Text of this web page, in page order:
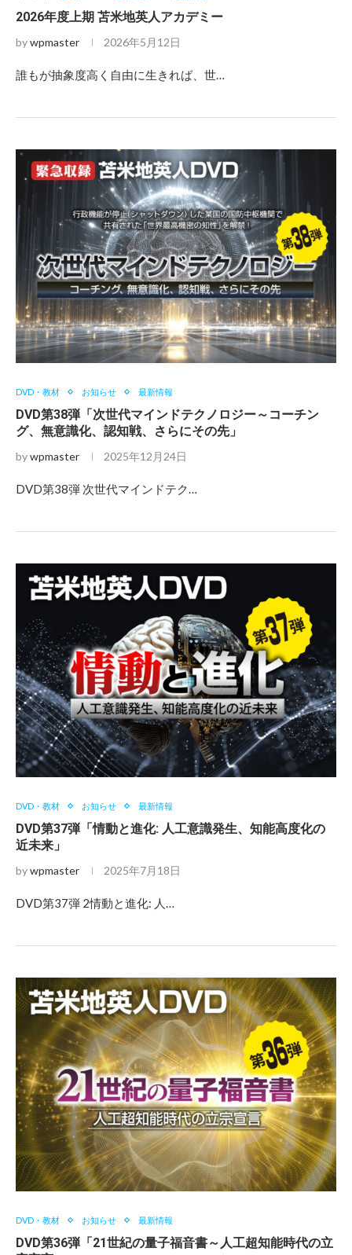
2026年度上期 苫米地英人アカデミー
bywpmaster 2026年5月12日
誰もが抽象度高く自由に生きれば、世…
DVD・教材 お知らせ 最新情報
DVD第38弾「次世代マインドテクノロジー～コーチン
グ、無意識化、認知戦、さらにその先」
bywpmaster 2025年12月24日
DVD第38弾 次世代マインドテク…
DVD・教材 お知らせ 最新情報
DVD第37弾「情動と進化: 人工意識発生、知能高度化の
近未来」
bywpmaster 2025年7月18日
DVD第37弾 2情動と進化: 人…
DVD・教材 お知らせ 最新情報
DVD第36弾「21世紀の量子福音書～人工超知能時代の立